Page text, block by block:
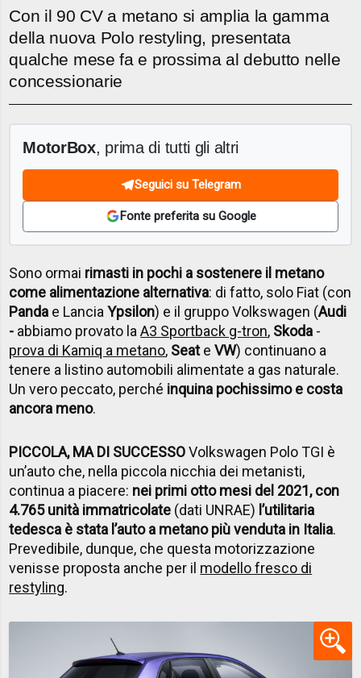
Con il 90 CV a metano si amplia la gamma
della nuova Polo restyling, presentata
qualche mese fa e prossima al debutto nelle
concessionarie
MotorBox, prima di tutti gli altri
Seguici su Telegram
Fonte preferita su Google
Sono ormai rimasti in pochi a sostenere il metano
come alimentazione alternativa: di fatto, solo Fiat (con
Panda e LanciaYpsilon) e il gruppo Volkswagen (Audi
- abbiamo provato laA3 Sportback g-tron, Skoda -
prova di Kamiq a metano, SeateVW) continuano a
tenere a listino automobili alimentate a gas naturale.
Un vero peccato, perché inquina pochissimo e costa
ancora meno.
PICCOLA, MA DI SUCCESSOVolkswagen Polo TGI è
un’auto che, nella piccola nicchia dei metanisti,
continua a piacere: nei primi otto mesi del 2021, con
4.765 unità immatricolate (dati UNRAE) l’utilitaria
tedesca è stata l’auto a metano più venduta in Italia.
Prevedibile, dunque, che questa motorizzazione
venisse proposta anche per il modello fresco di
restyling.